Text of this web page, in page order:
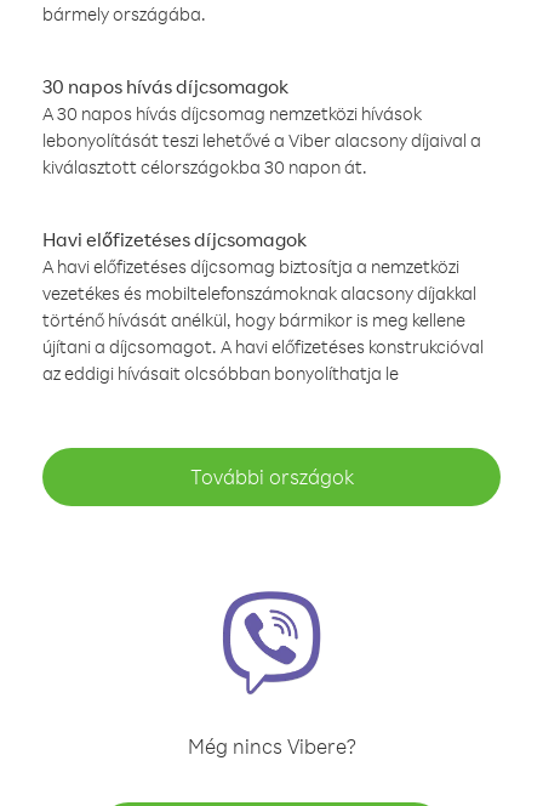
bármely országába.
30 napos hívás díjcsomagok
A 30 napos hívás díjcsomag nemzetközi hívások
lebonyolítását teszi lehetővé a Viber alacsony díjaival a
kiválasztott célországokba 30 napon át.
Havi előfizetéses díjcsomagok
A havi előfizetéses díjcsomag biztosítja a nemzetközi
vezetékes és mobiltelefonszámoknak alacsony díjakkal
történő hívását anélkül, hogy bármikor is meg kellene
újítani a díjcsomagot. A havi előfizetéses konstrukcióval
az eddigi hívásait olcsóbban bonyolíthatja le
További országok
Még nincs Vibere?